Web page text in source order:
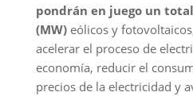
pondrán en juego un
(MW)eólicos y
acelerar el proceso de
economía, reducir el
precios de la electricidad y